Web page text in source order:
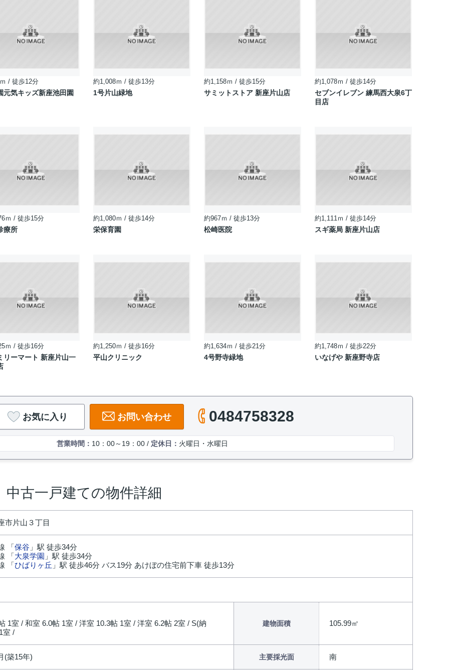
/ 徒歩12分
元気キッズ新座池田園
約1,008ｍ / 徒歩13分
1号片山緑地
約1,158ｍ / 徒歩15分
サミットストア 新座片山店
約1,078ｍ / 徒歩14分
セブンイレブン 練馬西大泉6丁
目店
ｍ / 徒歩15分
療所
約1,080ｍ / 徒歩14分
栄保育園
約967ｍ / 徒歩13分
松崎医院
約1,111ｍ / 徒歩14分
スギ薬局 新座片山店
ｍ / 徒歩16分
リーマート 新座片山一
約1,250ｍ / 徒歩16分
平山クリニック
約1,634ｍ / 徒歩21分
4号野寺緑地
約1,748ｍ / 徒歩22分
いなげや 新座野寺店
お気に入り お問い合わせ 0484758328
営業時間： 10：00～19：00 / 定休日： 火曜日・水曜日
古一戸建ての物件詳細
市片山３丁目
「保谷 」駅 徒歩34分
「大泉学園 」駅 徒歩34分
「ひばりヶ丘 」駅 徒歩46分 バス19分 あけぼの住宅前下車 徒歩13分
1室 / 和室 6.0帖 1室 / 洋室 10.3帖 1室 / 洋室 6.2帖 2室 / S(納
室 /
建物面積 105.99㎡
(築15年) 主要採光面 南